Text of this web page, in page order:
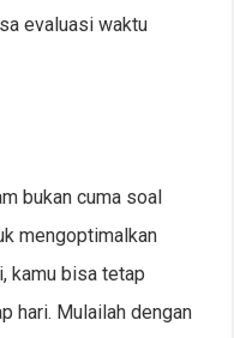
evaluasi waktu
bukan cuma soal
mengoptimalkan
kamu bisa tetap
hari. Mulailah dengan